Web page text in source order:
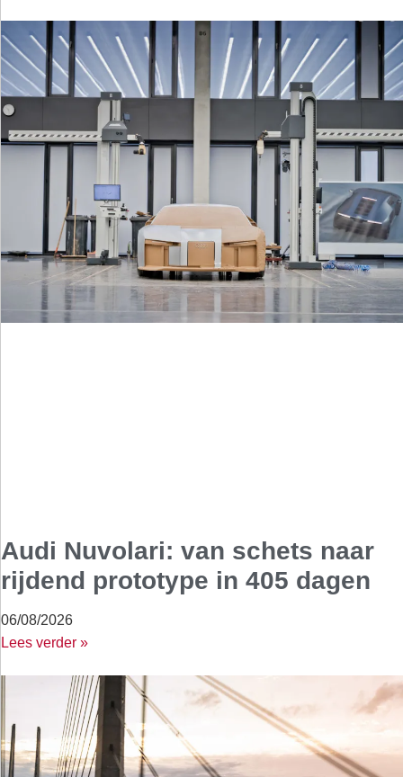
Audi Nuvolari: van schets naar
rijdend prototype in 405 dagen
06/08/2026
Lees verder »